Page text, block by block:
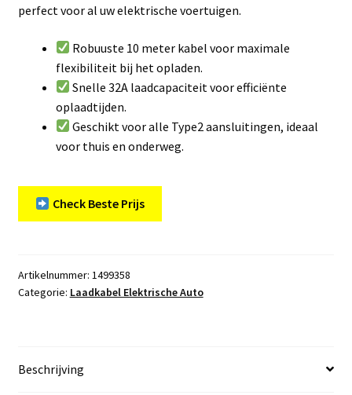
perfect voor al uw elektrische voertuigen.
Robuuste 10 meter kabel voor maximale
flexibiliteit bij het opladen.
Snelle 32A laadcapaciteit voor efficiënte
oplaadtijden.
Geschikt voor alle Type2 aansluitingen, ideaal
voor thuis en onderweg.
Check Beste Prijs
Artikelnummer: 1499358
Categorie: Laadkabel Elektrische Auto
Beschrijving